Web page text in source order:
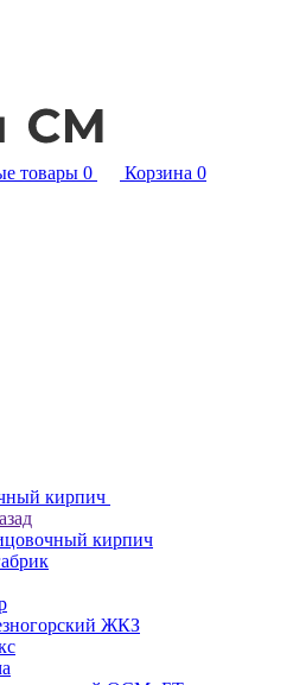
товары 0 Корзина 0
кирпич
кирпич
ЖКЗ